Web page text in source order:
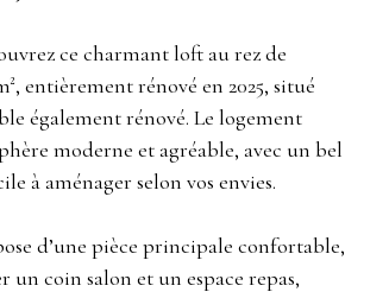
ce charmant loft au rez de
entièrement rénové en 2025, situé
également rénové. Le logement
moderne et agréable, avec un bel
à aménager selon vos envies.
d’une pièce principale confortable,
un coin salon et un espace repas,